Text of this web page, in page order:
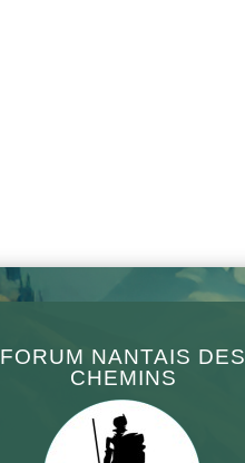
FORUM NANTAIS DES
CHEMINS